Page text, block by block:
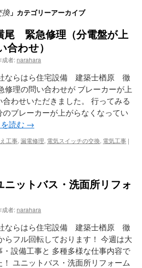
換 」カテゴリーアーカイブ
尾 緊急修理（分電盤が上
わせ）
成者: narahara
ならはら住宅設備 建築士楢原 徹
修理の問い合わせが ブレーカーが上
わせいただきました。 行ってみる
のブレーカーが上がらなくなってい
読む →
工事, 漏電修理, 電気スイッチの交換, 電気工事 |
ットバス・洗面所リフォ
成者: narahara
ならはら住宅設備 建築士楢原 徹
らフル回転しております！ 今週は大
設備工事と 多種多様な仕事内容で
ユニットバス・洗面所リフォーム